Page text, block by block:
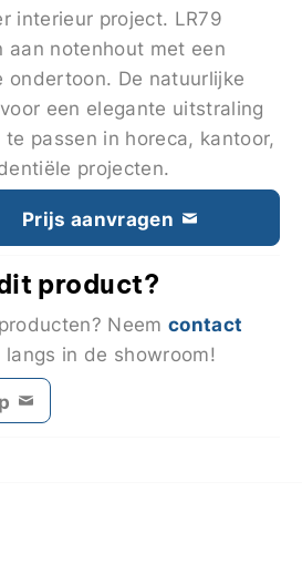
interieur project. LR79
aan notenhout met een
ondertoon. De natuurlijke
een elegante uitstraling
passen in horeca, kantoor,
projecten.
Prijs aanvragen
product?
Neem contact
in de showroom!